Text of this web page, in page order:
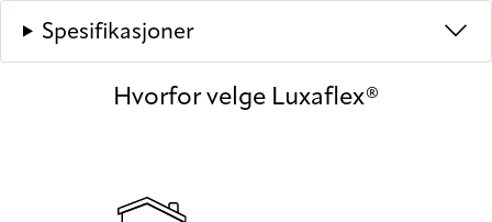
Spesifikasjoner
Hvorfor velge Luxaflex®